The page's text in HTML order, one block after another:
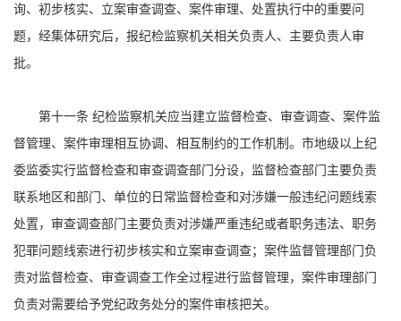
询、初步核实、立案审查调查、案件审理、处置执行中的重要问
题，经集体研究后，报纪检监察机关相关负责人、主要负责人审
批。
第十一条 纪检监察机关应当建立监督检查、审查调查、案件监
督管理、案件审理相互协调、相互制约的工作机制。市地级以上纪
委监委实行监督检查和审查调查部门分设，监督检查部门主要负责
联系地区和部门、单位的日常监督检查和对涉嫌一般违纪问题线索
处置，审查调查部门主要负责对涉嫌严重违纪或者职务违法、职务
犯罪问题线索进行初步核实和立案审查调查；案件监督管理部门负
责对监督检查、审查调查工作全过程进行监督管理，案件审理部门
负责对需要给予党纪政务处分的案件审核把关。